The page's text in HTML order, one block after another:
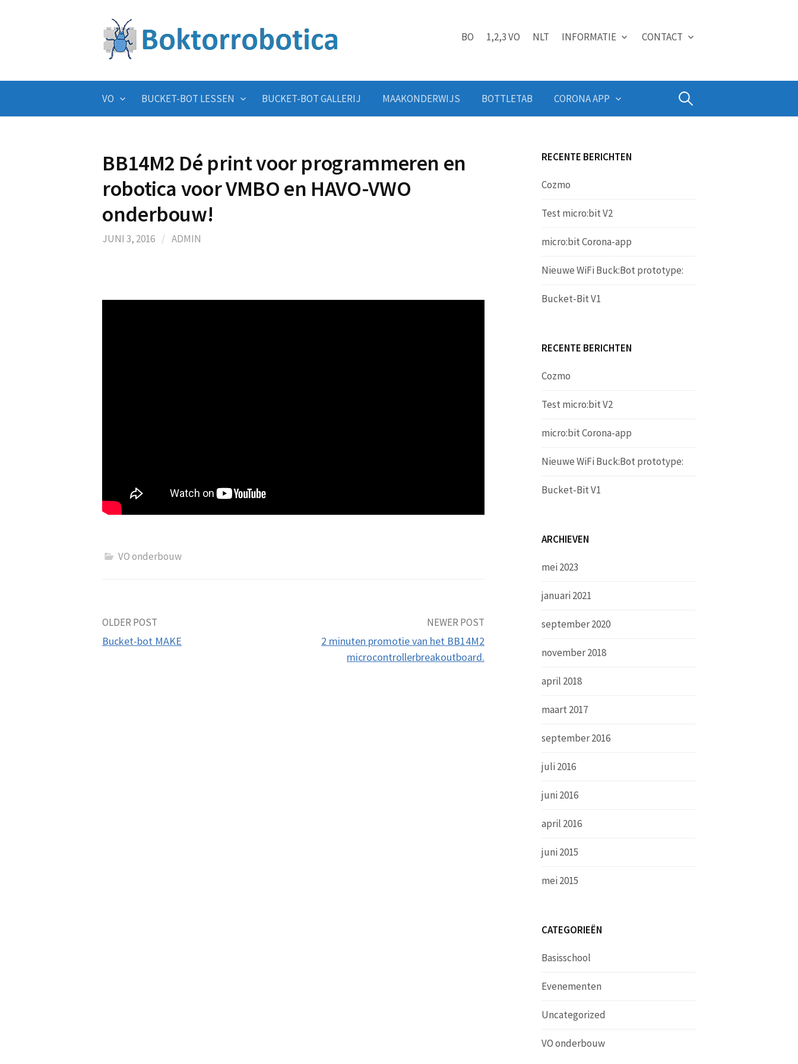
BO 1,2,3 VO NLT INFORMATIE CONTACT
VO BUCKET-BOT LESSEN BUCKET-BOT GALLERIJ MAAKONDERWIJS BOTTLETAB CORONA APP Zoeken
BB14M2 Dé print voor programmeren en
robotica voor VMBO en HAVO-VWO
onderbouw!
JUNI 3, 2016 / ADMIN
VO onderbouw
Post
OLDER POST
Bucket-bot MAKE
NEWER POST
2 minuten promotie van het BB14M2
microcontrollerbreakoutboard.
RECENTE BERICHTEN
Cozmo
Test micro:bit V2
micro:bit Corona-app
Nieuwe WiFi Buck:Bot prototype:
Bucket-Bit V1
RECENTE BERICHTEN
Cozmo
Test micro:bit V2
micro:bit Corona-app
Nieuwe WiFi Buck:Bot prototype:
Bucket-Bit V1
ARCHIEVEN
mei 2023
januari 2021
september 2020
november 2018
april 2018
maart 2017
september 2016
juli 2016
juni 2016
april 2016
juni 2015
mei 2015
CATEGORIEËN
Basisschool
Evenementen
Uncategorized
VO onderbouw